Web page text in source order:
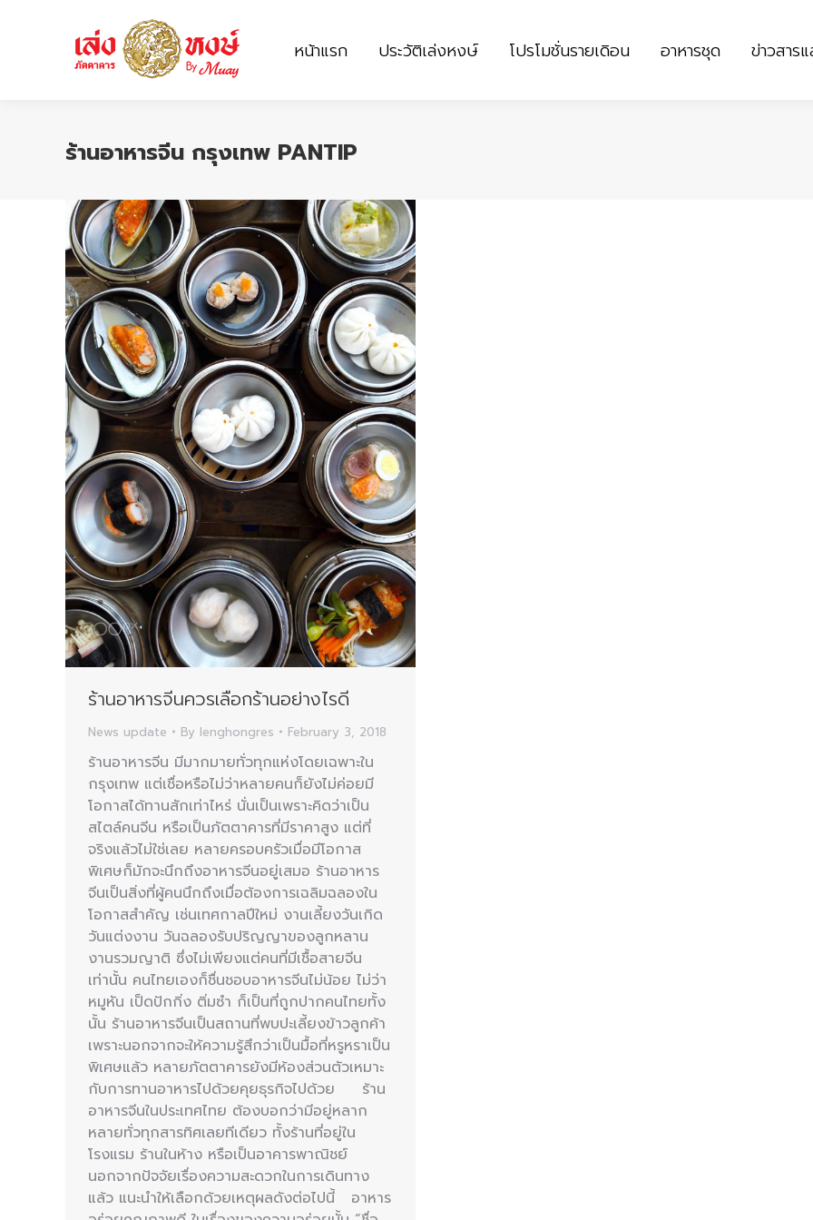
หน้าแรก ประวัติเล่งหงษ์ โปรโมชั่นรายเดิอน อาหารชุด ข่าวสาร
ร้านอาหารจีน กรุงเทพ PANTIP
ร้านอาหารจีนควรเลือกร้านอย่างไรดี
News update By lenghongres February 3, 2018
ร้านอาหารจีน มีมากมายทั่วทุกแห่งโดยเฉพาะใน
กรุงเทพ แต่เชื่อหรือไม่ว่าหลายคนก็ยังไม่ค่อยมี
โอกาสได้ทานสักเท่าไหร่ นั่นเป็นเพราะคิดว่าเป็น
สไตล์คนจีน หรือเป็นภัตตาคารที่มีราคาสูง แต่ที่
จริงแล้วไม่ใช่เลย หลายครอบครัวเมื่อมีโอกาส
พิเศษก็มักจะนึกถึงอาหารจีนอยู่เสมอ ร้านอาหาร
จีนเป็นสิ่งที่ผู้คนนึกถึงเมื่อต้องการเฉลิมฉลองใน
โอกาสสำคัญ เช่นเทศกาลปีใหม่ งานเลี้ยงวันเกิด
วันแต่งงาน วันฉลองรับปริญญาของลูกหลาน
งานรวมญาติ ซึ่งไม่เพียงแต่คนที่มีเชื้อสายจีน
เท่านั้น คนไทยเองก็ชื่นชอบอาหารจีนไม่น้อย ไม่ว่า
หมูหัน เป็ดปักกิ่ง ติ่มซำ ก็เป็นที่ถูกปากคนไทยทั้ง
นั้น ร้านอาหารจีนเป็นสถานที่พบปะเลี้ยงข้าวลูกค้า
เพราะนอกจากจะให้ความรู้สึกว่าเป็นมื้อที่หรูหราเป็น
พิเศษแล้ว หลายภัตตาคารยังมีห้องส่วนตัวเหมาะ
กับการทานอาหารไปด้วยคุยธุรกิจไปด้วย ร้าน
อาหารจีนในประเทศไทย ต้องบอกว่ามีอยู่หลาก
หลายทั่วทุกสารทิศเลยทีเดียว ทั้งร้านที่อยู่ใน
โรงแรม ร้านในห้าง หรือเป็นอาคารพาณิชย์
นอกจากปัจจัยเรื่องความสะดวกในการเดินทาง
แล้ว แนะนำให้เลือกด้วยเหตุผลดังต่อไปนี้ อาหาร
โปรโมชั่นรายเดิอน